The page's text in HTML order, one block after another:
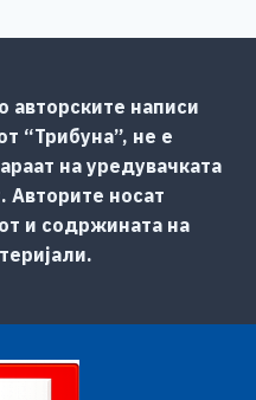
авторските написи
“Трибуна”, не е
на уредувачката
Авторите носат
и содржината на